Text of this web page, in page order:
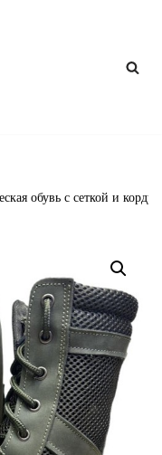
обувь с сеткой и